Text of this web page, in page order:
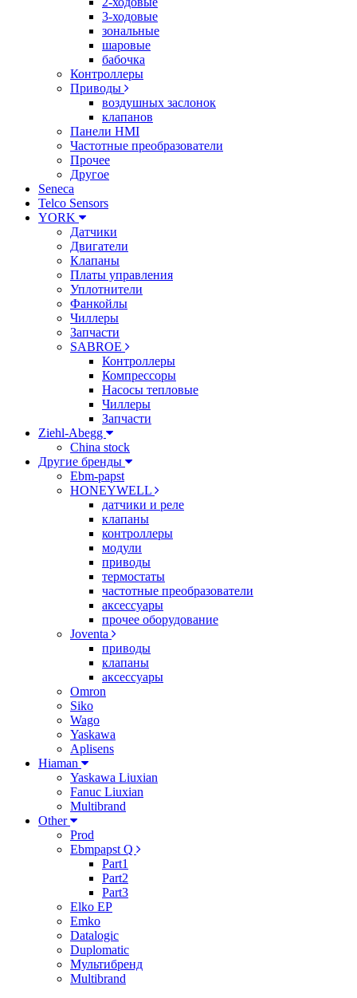
3-ходовые
зональные
шаровые
бабочка
Контроллеры
Приводы
воздушных заслонок
клапанов
Панели HMI
Частотные преобразователи
Прочее
Другое
Seneca
Telco Sensors
YORK
Датчики
Двигатели
Клапаны
Платы управления
Уплотнители
Фанкойлы
Чиллеры
Запчасти
SABROE
Контроллеры
Компрессоры
Насосы тепловые
Чиллеры
Запчасти
Ziehl-Abegg
China stock
Другие бренды
Ebm-papst
HONEYWELL
датчики и реле
клапаны
контроллеры
модули
приводы
термостаты
частотные преобразователи
аксессуары
прочее оборудование
Joventa
приводы
клапаны
аксессуары
Omron
Siko
Wago
Yaskawa
Aplisens
Hiaman
Yaskawa Liuxian
Fanuc Liuxian
Multibrand
Other
Prod
Ebmpapst Q
Part1
Part2
Part3
Elko EP
Emko
Datalogic
Duplomatic
Мультибренд
Multibrand